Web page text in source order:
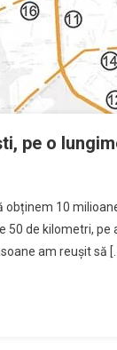
pe o
10
50 de kilometri,
am reușit să […]